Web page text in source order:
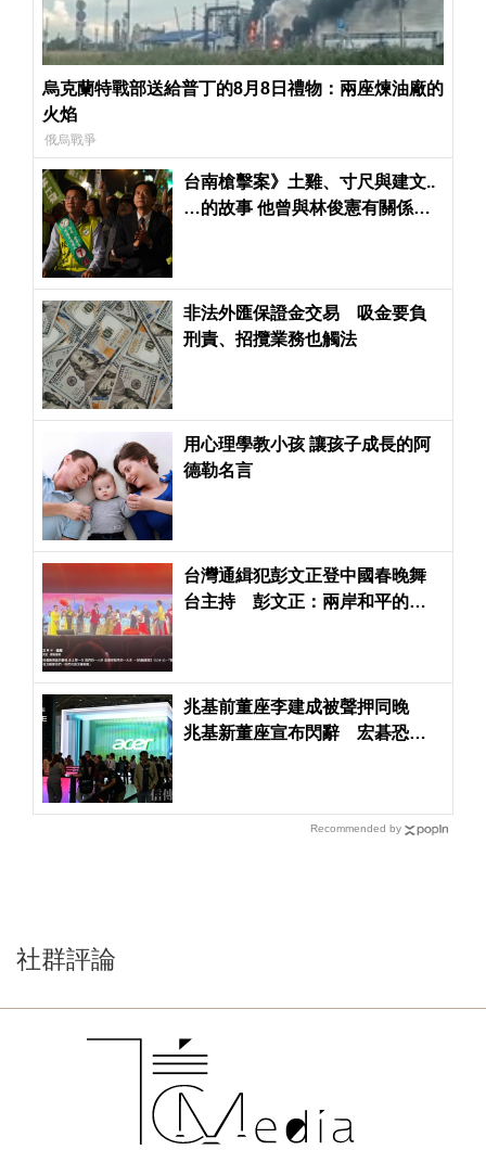
烏克蘭特戰部送給普丁的8月8日禮物：兩座煉油廠的
火焰
俄烏戰爭
台南槍擊案》土雞、寸尺與建文..
…的故事 他曾與林俊憲有關係但
非法外匯保證金交易 吸金要負
刑責、招攬業務也觸法
用心理學教小孩 讓孩子成長的阿
德勒名言
台灣通緝犯彭文正登中國春晚舞
台主持 彭文正：兩岸和平的一
兆基前董座李建成被聲押同晚
兆基新董座宣布閃辭 宏碁恐得
Recommended by
社群評論